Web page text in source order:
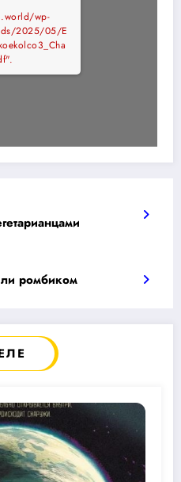
wp-
2025/05/E
ромбиком